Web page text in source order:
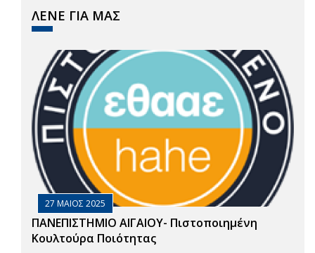
ΛΕΝΕ ΓΙΑ ΜΑΣ
27 ΜΑΙΟΣ 2025
ΠΑΝΕΠΙΣΤΗΜΙΟ ΑΙΓΑΙΟΥ- Πιστοποιημένη
Κουλτούρα Ποιότητας